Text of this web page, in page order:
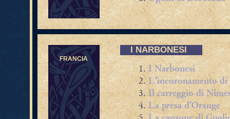
FRANCIA
I NARBONESI
I Narbonesi
L'incoronamento
Il carreggio di
La presa d'Orange